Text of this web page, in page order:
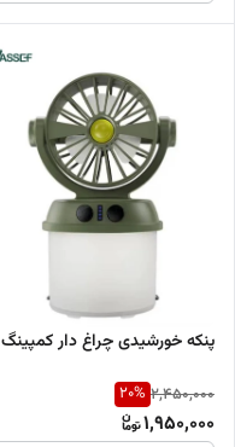
پنکه خورشیدی چراغ دار کمپینگ
2,450,000
20%
1,950,000